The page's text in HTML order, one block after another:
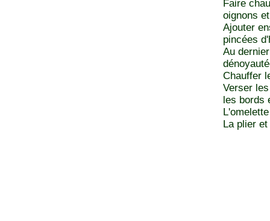
Faire
oignons
Ajouter
pincées
Au
Chauffer
Verser
les bords
La plier